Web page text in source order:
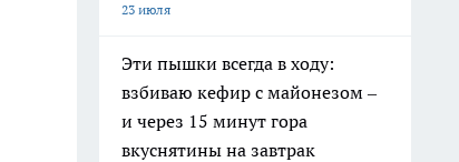
23 июля
Эти пышки всегда в ходу:
взбиваю кефир с майонезом –
и через 15 минут гора
вкуснятины на завтрак